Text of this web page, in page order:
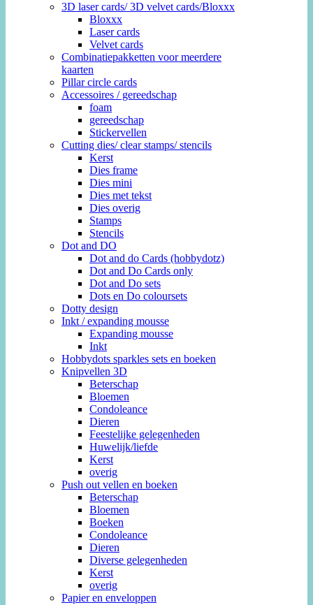
3D laser cards/ 3D velvet cards/Bloxxx
Bloxxx
Laser cards
Velvet cards
Combinatiepakketten voor meerdere
kaarten
Pillar circle cards
Accessoires / gereedschap
foam
gereedschap
Stickervellen
Cutting dies/ clear stamps/ stencils
Kerst
Dies frame
Dies mini
Dies met tekst
Dies overig
Stamps
Stencils
Dot and DO
Dot and do Cards (hobbydotz)
Dot and Do Cards only
Dot and Do sets
Dots en Do coloursets
Dotty design
Inkt / expanding mousse
Expanding mousse
Inkt
Hobbydots sparkles sets en boeken
Knipvellen 3D
Beterschap
Bloemen
Condoleance
Dieren
Feestelijke gelegenheden
Huwelijk/liefde
Kerst
overig
Push out vellen en boeken
Beterschap
Bloemen
Boeken
Condoleance
Dieren
Diverse gelegenheden
Kerst
overig
Papier en enveloppen